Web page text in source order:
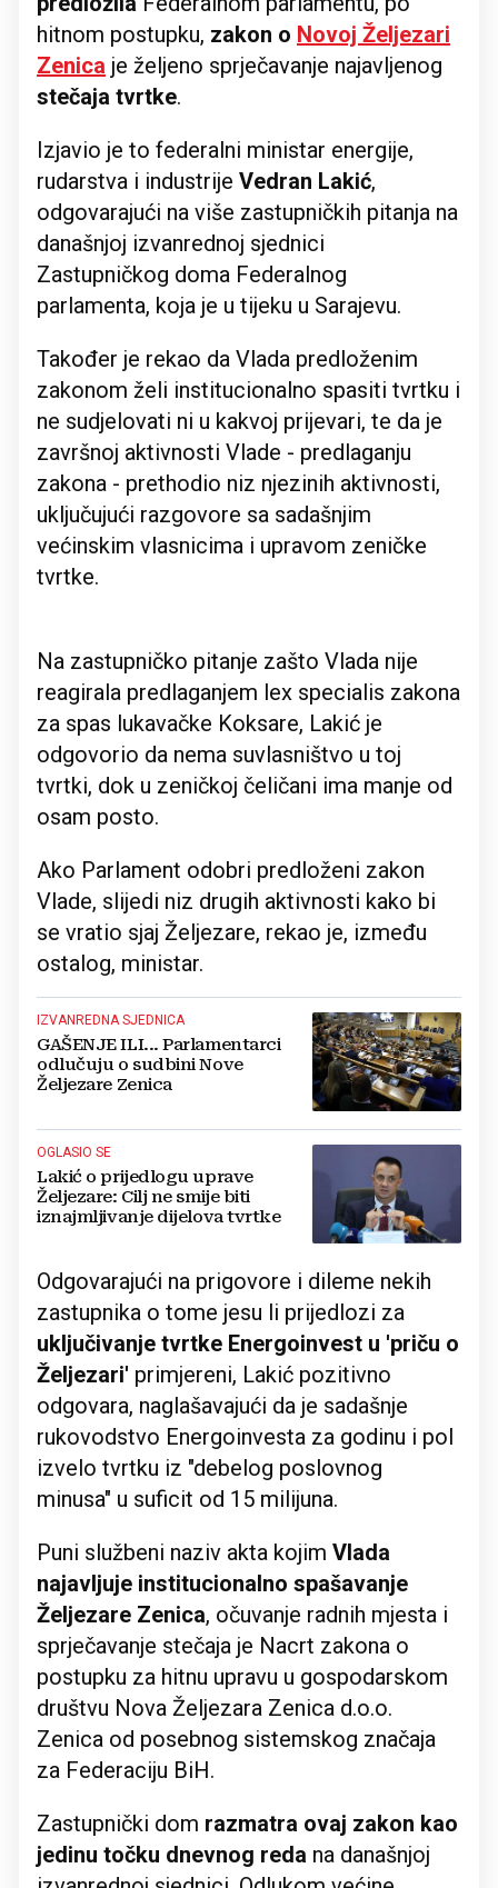
hitnom postupku, zakon o Novoj Željezari
Zenica je željeno sprječavanje najavljenog
stečaja tvrtke.
Izjavio je to federalni ministar energije,
rudarstva i industrije Vedran Lakić,
odgovarajući na više zastupničkih pitanja na
današnjoj izvanrednoj sjednici
Zastupničkog doma Federalnog
parlamenta, koja je u tijeku u Sarajevu.
Također je rekao da Vlada predloženim
zakonom želi institucionalno spasiti tvrtku i
ne sudjelovati ni u kakvoj prijevari, te da je
završnoj aktivnosti Vlade - predlaganju
zakona - prethodio niz njezinih aktivnosti,
uključujući razgovore sa sadašnjim
većinskim vlasnicima i upravom zeničke
tvrtke.
Na zastupničko pitanje zašto Vlada nije
reagirala predlaganjem lex specialis zakona
za spas lukavačke Koksare, Lakić je
odgovorio da nema suvlasništvo u toj
tvrtki, dok u zeničkoj čeličani ima manje od
osam posto.
Ako Parlament odobri predloženi zakon
Vlade, slijedi niz drugih aktivnosti kako bi
se vratio sjaj Željezare, rekao je, između
ostalog, ministar.
IZVANREDNA SJEDNICA
GAŠENJE ILI... Parlamentarci
odlučuju o sudbini Nove
Željezare Zenica
OGLASIO SE
Lakić o prijedlogu uprave
Željezare: Cilj ne smije biti
iznajmljivanje dijelova tvrtke
Odgovarajući na prigovore i dileme nekih
zastupnika o tome jesu li prijedlozi za
uključivanje tvrtke Energoinvest u 'priču o
Željezari' primjereni, Lakić pozitivno
odgovara, naglašavajući da je sadašnje
rukovodstvo Energoinvesta za godinu i pol
izvelo tvrtku iz "debelog poslovnog
minusa" u suficit od 15 milijuna.
Puni službeni naziv akta kojim Vlada
najavljuje institucionalno spašavanje
Željezare Zenica, očuvanje radnih mjesta i
sprječavanje stečaja je Nacrt zakona o
postupku za hitnu upravu u gospodarskom
društvu Nova Željezara Zenica d.o.o.
Zenica od posebnog sistemskog značaja
za Federaciju BiH.
Zastupnički dom razmatra ovaj zakon kao
jedinu točku dnevnog reda na današnjoj